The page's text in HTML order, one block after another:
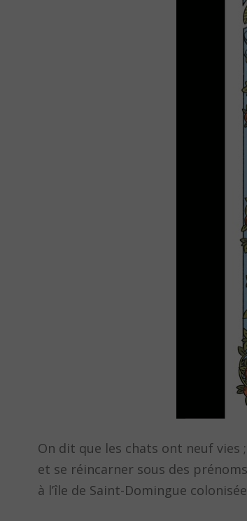
On dit que les chats ont neuf
et se réincarner sous des
à l’île de Saint-Domingue